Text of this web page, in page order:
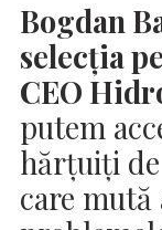
Bogdan
selecția
CEO
putem
hărțuiți
care mută